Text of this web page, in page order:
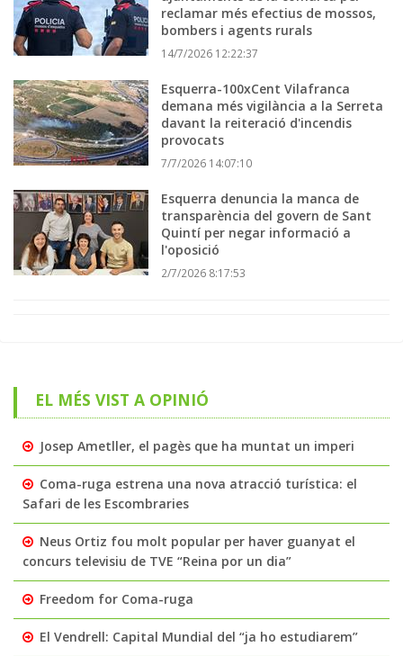
reclamar més efectius de mossos,
bombers i agents rurals
14/7/2026 12:22:37
Esquerra-100xCent Vilafranca
demana més vigilància a la Serreta
davant la reiteració d'incendis
provocats
7/7/2026 14:07:10
Esquerra denuncia la manca de
transparència del govern de Sant
Quintí per negar informació a
l'oposició
2/7/2026 8:17:53
EL MÉS VIST A OPINIÓ
Josep Ametller, el pagès que ha muntat un imperi
Coma-ruga estrena una nova atracció turística: el
Safari de les Escombraries
Neus Ortiz fou molt popular per haver guanyat el
concurs televisiu de TVE “Reina por un dia”
Freedom for Coma-ruga
El Vendrell: Capital Mundial del “ja ho estudiarem”